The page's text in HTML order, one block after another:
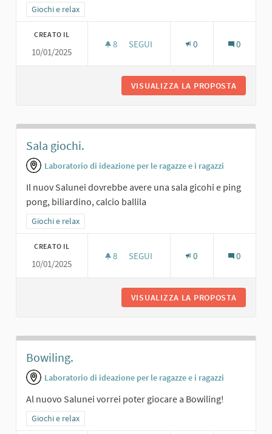
Filtra i risultati per categoria: Giochi e relax
Giochi e relax
CREATO IL
10/01/2025
8 8 SOSTENITORI
SEGUI 0 0
VISUALIZZA LA PROPOSTA
Sala giochi.
Laboratorio di ideazione per le ragazze e i ragazzi
Il nuov Salunei dovrebbe avere una sala gicohi e ping
pong, biliardino, calcio ballila
Filtra i risultati per categoria: Giochi e relax
Giochi e relax
CREATO IL
10/01/2025
8 8 SOSTENITORI
SEGUI 0 0
VISUALIZZA LA PROPOSTA
Bowiling.
Laboratorio di ideazione per le ragazze e i ragazzi
Al nuovo Salunei vorrei poter giocare a Bowiling!
Filtra i risultati per categoria: Giochi e relax
Giochi e relax